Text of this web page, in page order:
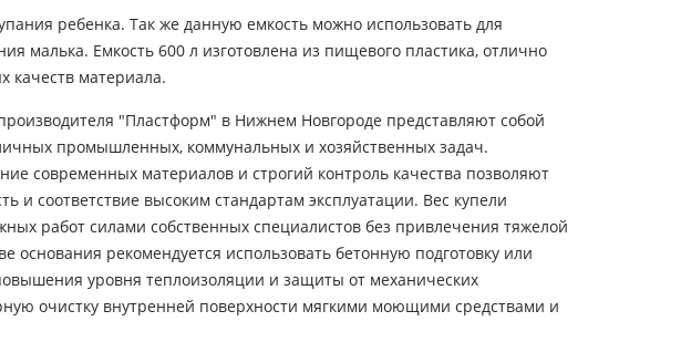
ребенка. Так же данную емкость можно использовать для
малька. Емкость 600 л изготовлена из пищевого пластика, отлично
качеств материала.
"Пластформ" в Нижнем Новгороде представляют собой
промышленных, коммунальных и хозяйственных задач.
современных материалов и строгий контроль качества позволяют
и соответствие высоким стандартам эксплуатации. Вес купели
работ силами собственных специалистов без привлечения тяжелой
основания рекомендуется использовать бетонную подготовку или
уровня теплоизоляции и защиты от механических
очистку внутренней поверхности мягкими моющими средствами и